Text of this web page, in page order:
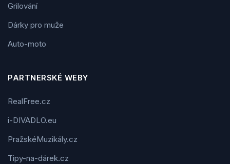
Grilování
Dárky pro muže
Auto-moto
PARTNERSKÉ WEBY
RealFree.cz
i-DIVADLO.eu
PražskéMuzikály.cz
Tipy-na-dárek.cz